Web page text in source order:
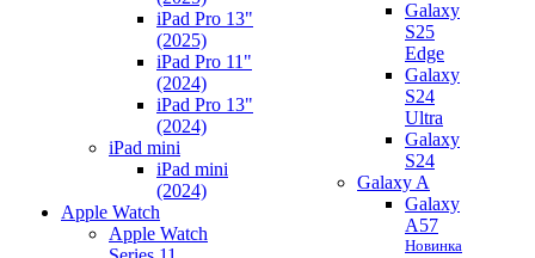
iPad Pro 13"
(2025)
iPad Pro 11"
(2024)
iPad Pro 13"
(2024)
iPad mini
iPad mini
(2024)
Apple Watch
Apple Watch
Galaxy
S25
Edge
Galaxy
S24
Ultra
Galaxy
S24
Galaxy A
Galaxy
A57
Новинка